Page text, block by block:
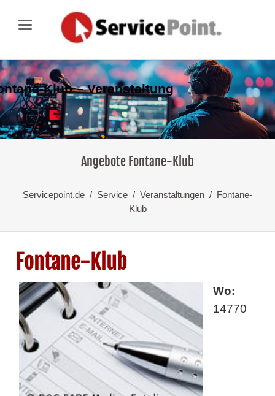
Klub – Veranstaltung
Angebote Fontane-Klub
Servicepoint.de Service Veranstaltungen
Fontane-
Klub
Fontane-Klub
Wo:
14770